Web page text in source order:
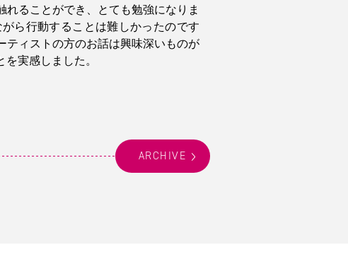
ることができ、とても勉強になりま
ら行動することは難しかったのです
ティストの方のお話は興味深いものが
実感しました。
ARCHIVE